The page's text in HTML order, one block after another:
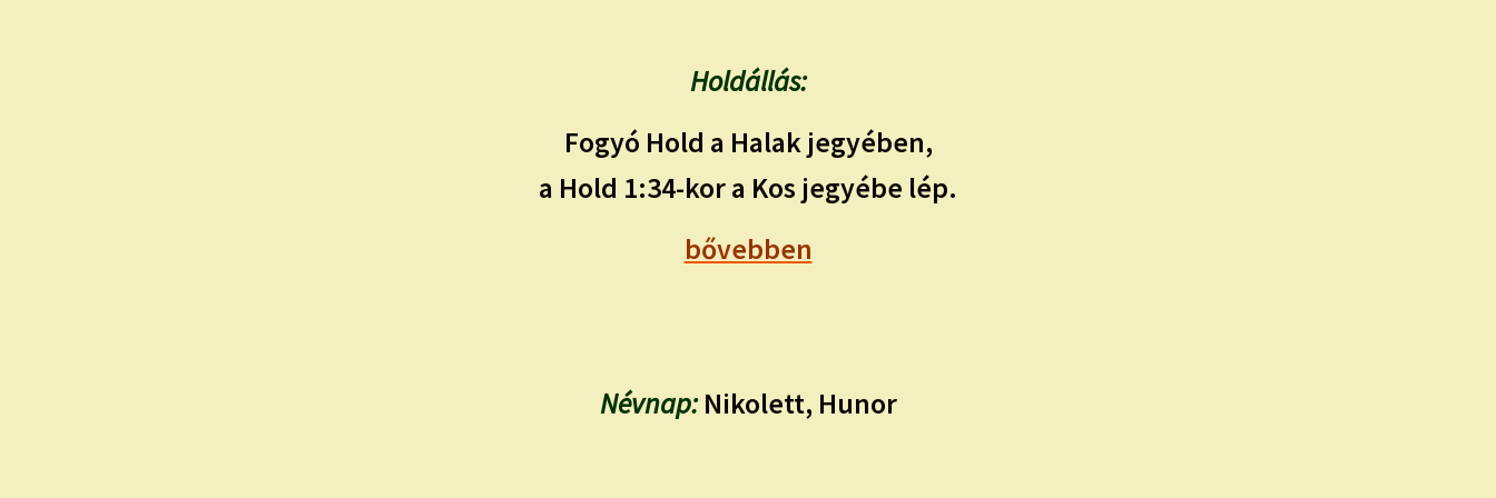
Holdállás:
Fogyó Hold a Halak jegyében,
a Hold 1:34-kor a Kos jegyébe lép.
bővebben
Névnap:Nikolett, Hunor